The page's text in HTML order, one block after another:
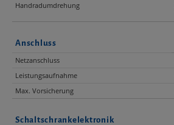
Handradumdrehung
Anschluss
Netzanschluss
Leistungsaufnahme
Max. Vorsicherung
Schaltschrankelektronik